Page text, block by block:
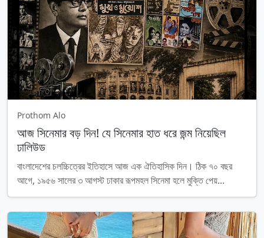
Prothom Alo
আজ সিনেমার বড় দিন! যে সিনেমার হাত ধরে জন্ম নিয়েছিল
ঢালিউড
বাংলাদেশের চলচ্চিত্রের ইতিহাসে আজ এক ঐতিহাসিক দিন। ঠিক ৭০ বছর
আগে, ১৯৫৬ সালের ৩ আগস্ট ঢাকার রূপমহল সিনেমা হলে মুক্তি পেয়...